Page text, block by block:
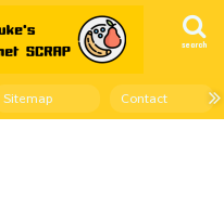
search
Sitemap Contact